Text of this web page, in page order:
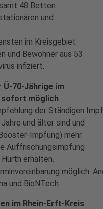
48 Betten
und
im Kreisgebiet
und Bewohner aus 53
infiziert.
70-Jährige im
sofort möglich
der Ständigen
und älter sind und
Impfung) mehr
Auffrischungsimpfung
erhalten.
möglich.
und BioNTech
im Rhein-Erft-Kreis